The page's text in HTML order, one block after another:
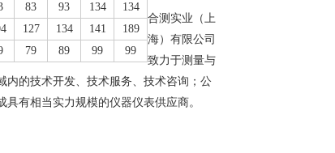
83 93 134
134
127 134 141
189
79 89 99 99
合测实业（上
海）有限公司
致力于测量与
内的技术开发、技术服务、技术咨询；公
有相当实力规模的仪器仪表供应商。